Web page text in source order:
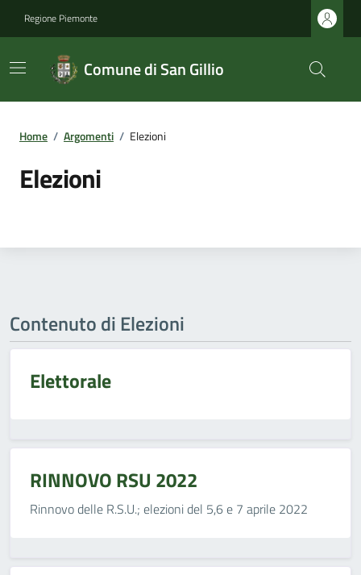
Regione Piemonte
Comune di San Gillio
Home / Argomenti / Elezioni
Elezioni
Contenuto di Elezioni
Elettorale
RINNOVO RSU 2022
Rinnovo delle R.S.U.; elezioni del 5,6 e 7 aprile 2022